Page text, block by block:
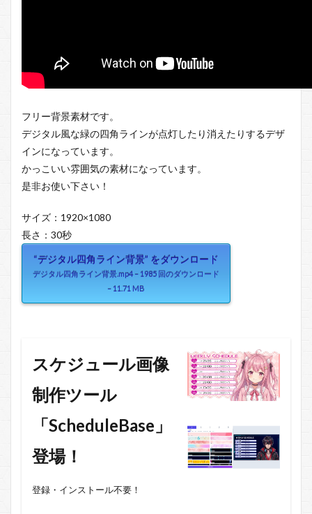
フリー背景素材です。
デジタル風な緑の四角ラインが点灯したり消えたりするデザ
インになっています。
かっこいい雰囲気の素材になっています。
是非お使い下さい！
サイズ：1920×1080
長さ：30秒
“デジタル四角ライン背景” をダウンロード
デジタル四角ライン背景.mp4 – 1985 回のダウンロード
– 11.71 MB
スケジュール画像
制作ツール
「ScheduleBase」
登場！
登録・インストール不要！